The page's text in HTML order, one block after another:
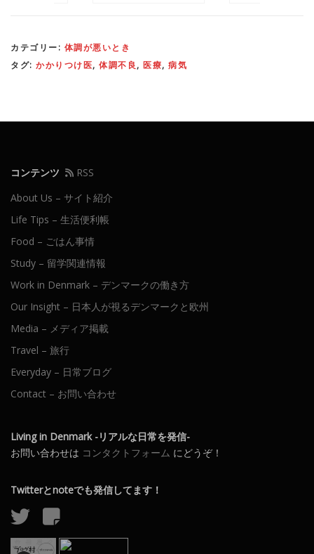
カテゴリー: 体調が悪いとき
タグ: かかりつけ医, 体調不良, 医療, 病気
コンテンツ
RSS
About Us – サイト紹介
Life Tips – 生活便利帳
Food – ごはん事情
Study – 留学関連情報
Work in Denmark – デンマークの働き方
Our Insight – 日本人が視るデンマークと欧州
Media – メディア掲載
Travel – 旅行
Everyday – 日常ブログ
Contact – お問い合わせ
Living in Denmark -リアルな日常を発信-
お問い合わせは コンタクトフォーム にどうぞ！
Twitterとnoteでも発信してます！